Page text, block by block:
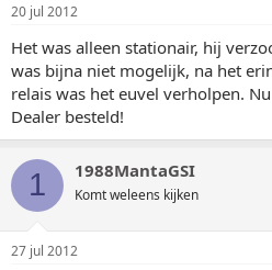
20 jul 2012
Het was alleen stationair, hij
was bijna niet mogelijk, na het
relais was het euvel verholpen.
Dealer besteld!
1 1988MantaGSI
Komt weleens kijken
27 jul 2012